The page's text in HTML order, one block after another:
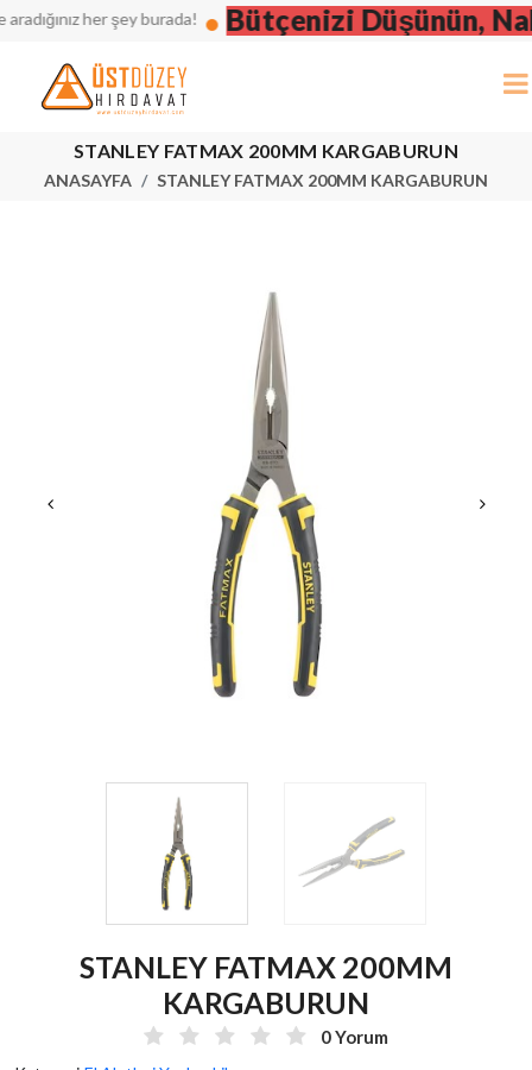
her şey burada! Bütçenizi Düşünün,
STANLEY FATMAX 200MM KARGABURUN
ANASAYFA STANLEY FATMAX 200MM KARGABURUN
STANLEY FATMAX 200MM
KARGABURUN
0 Yorum